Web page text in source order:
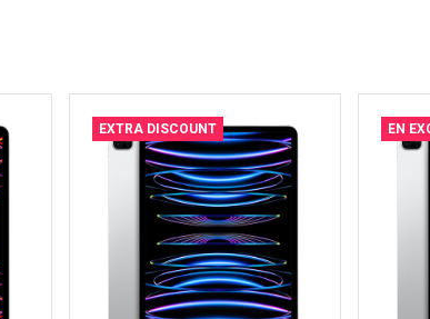
EXTRA DISCOUNT EN